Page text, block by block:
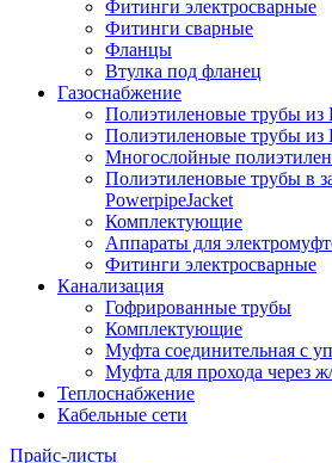
Фитинги электросварные
Фитинги сварные
Фланцы
Втулка под фланец
Газоснабжение
Полиэтиленовые трубы
Полиэтиленовые трубы
Многослойные
Полиэтиленовые трубы в
PowerpipeJacket
Комплектующие
Аппараты для
Фитинги электросварные
Канализация
Гофрированные трубы
Комплектующие
Муфта соединительная с
Муфта для прохода через
Теплоснабжение
Кабельные сети
Прайс-листы